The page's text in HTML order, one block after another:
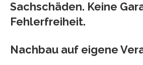
Sachschäden. Keine
Fehlerfreiheit.
Nachbau auf eigene